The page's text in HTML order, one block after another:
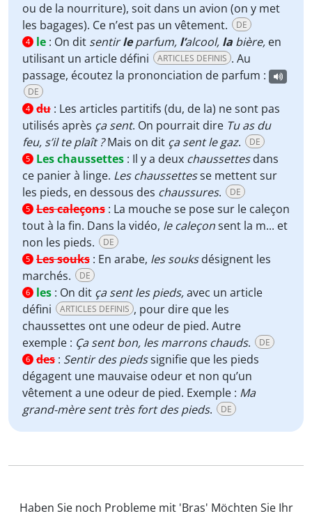
ou de la nourriture), soit dans un avion (on y met
les bagages). Ce n’est pas un vêtement.
DE
4 le : On dit sentirleparfum, l’alcool, la bière, en
utilisant un article défini
ARTICLES DEFINIS . Au
passage, écoutez la prononciation de parfum :
DE
4 du : Les articles partitifs (du, de la) ne sont pas
utilisés après ça sent. On pourrait dire Tu as du
feu, s’il te plaît ?Mais on dit ça sent le gaz. DE
5 Les chaussettes : Il y a deux chaussettesdans
ce panier à linge. Les chaussettesse mettent sur
les pieds, en dessous des chaussures. DE
5 Les caleçons : La mouche se pose sur le caleçon
tout à la fin. Dans la vidéo, le caleçonsent la m... et
non les pieds.
DE
5 Les souks : En arabe, les souksdésignent les
marchés.
DE
6 les : On dit ça sent les pieds,avec un article
défini
ARTICLES DEFINIS , pour dire que les
chaussettes ont une odeur de pied. Autre
exemple : Ça sent bon, les marrons chauds. DE
6 des : Sentir des piedssignifie que les pieds
dégagent une mauvaise odeur et non qu’un
vêtement a une odeur de pied. Exemple : Ma
grand-mère sent très fort des pieds. DE
Haben Sie noch Probleme mit 'Bras' Möchten Sie Ihr